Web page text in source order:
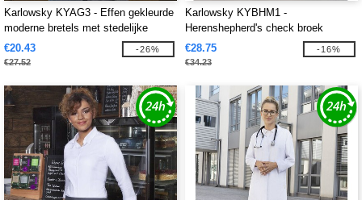
Karlowsky KYAG3 - Effen gekleurde
moderne bretels met stedelijke
charme
€20.43
€27.52
-26%
Karlowsky KYBHM1 -
Herenshepherd's check broek
€28.75
€34.23
-16%